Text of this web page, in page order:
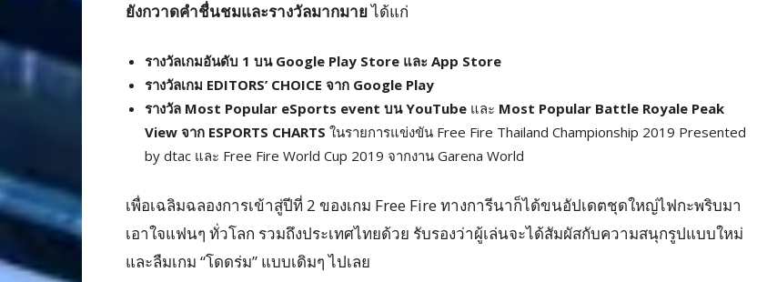
ยังกวาดคำชื่นชมและรางวัลมากมายได้แก่
รางวัลเกมอันดับ 1 บน Google Play Store และ App Store
รางวัลเกม EDITORS’ CHOICE จาก Google Play
รางวัล Most Popular eSports event บน YouTube และ Most Popular Battle Royale Peak
View จาก ESPORTS CHARTS ในรายการแข่งขัน Free Fire Thailand Championship 2019 Presented
by dtac และ Free Fire World Cup 2019 จากงาน Garena World
เพื่อเฉลิมฉลองการเข้าสู่ปีที่ 2 ของเกม Free Fire ทางการีนาก็ได้ขนอัปเดตชุดใหญ่ไฟกะพริบมา
เอาใจแฟนๆ ทั่วโลก รวมถึงประเทศไทยด้วย รับรองว่าผู้เล่นจะได้สัมผัสกับความสนุกรูปแบบใหม่
และลืมเกม “โดดร่ม” แบบเดิมๆ ไปเลย